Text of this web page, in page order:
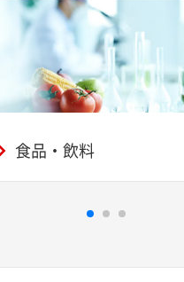
食品・飲料